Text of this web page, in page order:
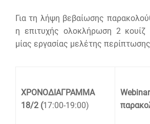
Για τη λήψη βεβαίωσης
η επιτυχής ολοκλήρωση 2 κουίζ
μίας εργασίας μελέτης
ΧΡΟΝΟΔΙΑΓΡΑΜΜΑ
18/2 (17:00-19:00)